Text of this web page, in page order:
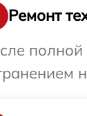
Ремонт
полной